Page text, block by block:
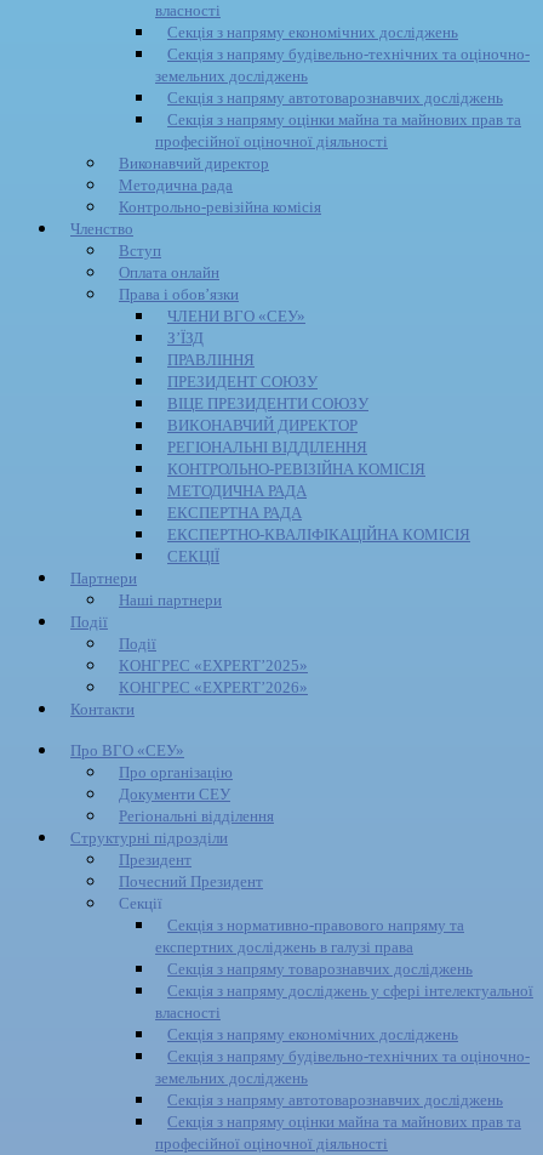
власності
Секція з напряму економічних досліджень
Секція з напряму будівельно-технічних та оціночно-
земельних досліджень
Секція з напряму автотоварознавчих досліджень
Секція з напряму оцінки майна та майнових прав та
професійної оціночної діяльності
Виконавчий директор
Методична рада
Контрольно-ревізійна комісія
Членство
Вступ
Оплата онлайн
Права і обов’язки
ЧЛЕНИ ВГО «СЕУ»
З’ЇЗД
ПРАВЛІННЯ
ПРЕЗИДЕНТ СОЮЗУ
ВІЦЕ ПРЕЗИДЕНТИ СОЮЗУ
ВИКОНАВЧИЙ ДИРЕКТОР
РЕГІОНАЛЬНІ ВІДДІЛЕННЯ
КОНТРОЛЬНО-РЕВІЗІЙНА КОМІСІЯ
МЕТОДИЧНА РАДА
ЕКСПЕРТНА РАДА
ЕКСПЕРТНО-КВАЛІФІКАЦІЙНА КОМІСІЯ
СЕКЦІЇ
Партнери
Наші партнери
Події
Події
КОНГРЕС «EXPERT’2025»
КОНГРЕС «EXPERT’2026»
Контакти
Про ВГО «СЕУ»
Про організацію
Документи СЕУ
Регіональні відділення
Структурні підрозділи
Президент
Почесний Президент
Секції
Секція з нормативно-правового напряму та
експертних досліджень в галузі права
Секція з напряму товарознавчих досліджень
Секція з напряму досліджень у сфері інтелектуальної
власності
Секція з напряму економічних досліджень
Секція з напряму будівельно-технічних та оціночно-
земельних досліджень
Секція з напряму автотоварознавчих досліджень
Секція з напряму оцінки майна та майнових прав та
професійної оціночної діяльності